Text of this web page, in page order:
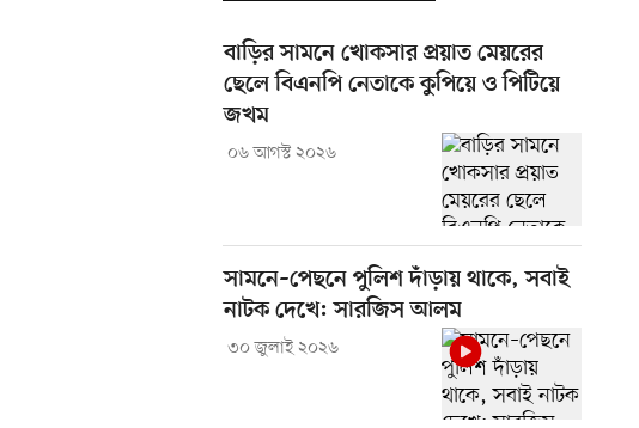
বাড়ির সামনে খোকসার প্রয়াত মেয়রের
ছেলে বিএনপি নেতাকে কুপিয়ে ও পিটিয়ে
জখম
০৬ আগস্ট ২০২৬
সামনে–পেছনে পুলিশ দাঁড়ায় থাকে, সবাই
নাটক দেখে: সারজিস আলম
৩০ জুলাই ২০২৬